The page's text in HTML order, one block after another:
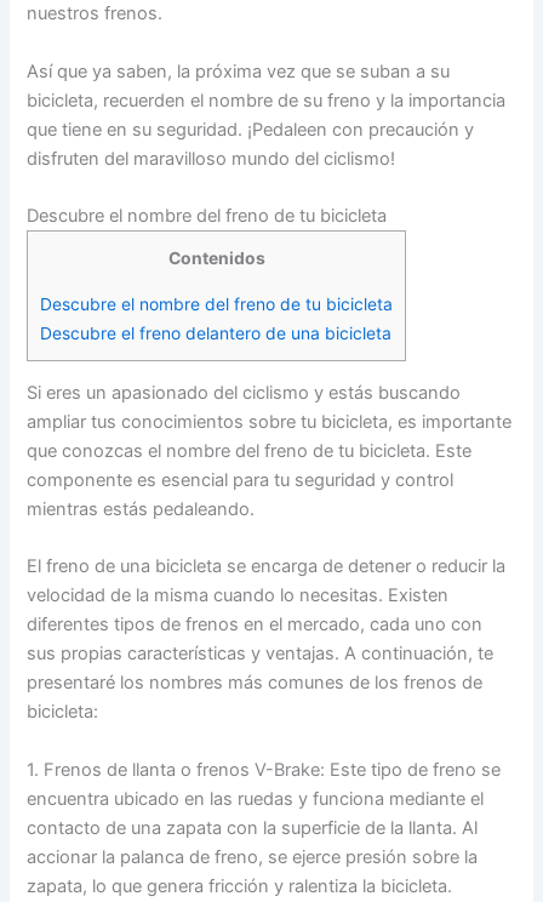
nuestros frenos.
Así que ya saben, la próxima vez que se suban a su
bicicleta, recuerden el nombre de su freno y la importancia
que tiene en su seguridad. ¡Pedaleen con precaución y
disfruten del maravilloso mundo del ciclismo!
Descubre el nombre del freno de tu bicicleta
Contenidos
Descubre el nombre del freno de tu bicicleta
Descubre el freno delantero de una bicicleta
Si eres un apasionado del ciclismo y estás buscando
ampliar tus conocimientos sobre tu bicicleta, es importante
que conozcas el nombre del freno de tu bicicleta. Este
componente es esencial para tu seguridad y control
mientras estás pedaleando.
El freno de una bicicleta se encarga de detener o reducir la
velocidad de la misma cuando lo necesitas. Existen
diferentes tipos de frenos en el mercado, cada uno con
sus propias características y ventajas. A continuación, te
presentaré los nombres más comunes de los frenos de
bicicleta:
1. Frenos de llanta o frenos V-Brake: Este tipo de freno se
encuentra ubicado en las ruedas y funciona mediante el
contacto de una zapata con la superficie de la llanta. Al
accionar la palanca de freno, se ejerce presión sobre la
zapata, lo que genera fricción y ralentiza la bicicleta.